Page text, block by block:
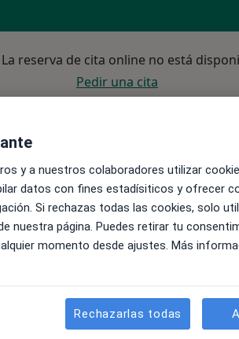
La reserva de cita online no está
Pedir una cita
y a nuestros colaboradores utilizar
datos con fines estadísiticos y ofrecer
Si rechazas todas las cookies, solo
nuestra página. Puedes retirar tu
momento desde ajustes. Más
Rechazarlas todas